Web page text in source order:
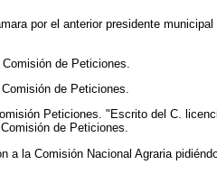
por el anterior presidente
de Peticiones.
de Peticiones.
Peticiones. "Escrito del C.
de Peticiones.
a la Comisión Nacional Agraria